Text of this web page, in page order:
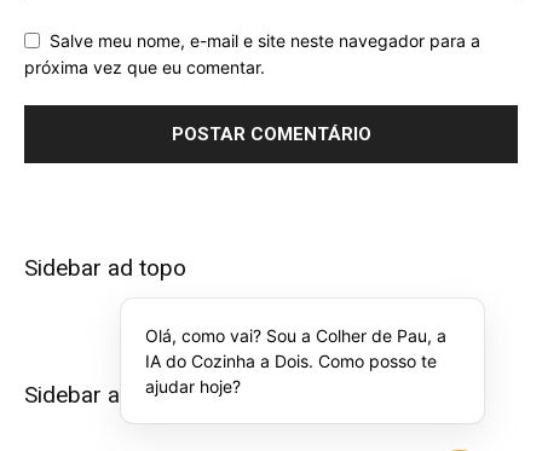
Salve meu nome, e-mail e site neste navegador para a
próxima vez que eu comentar.
Sidebar ad topo
Sidebar ad bottom
Olá, como vai? Sou a Colher de Pau, a
IA do Cozinha a Dois. Como posso te
ajudar hoje?